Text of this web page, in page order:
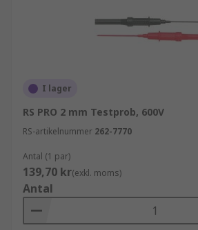
I lager
RS PRO 2 mm Testprob, 600V
RS-artikelnummer 262-7770
Antal (1 par)
139,70 kr(exkl. moms)
Antal